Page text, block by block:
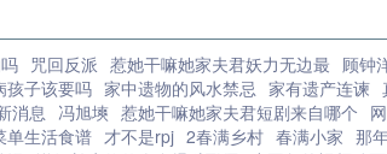
咒回反派 惹她干嘛她家夫君妖力无边最 顾钟
孩子该要吗 家中遗物的风水禁忌 家有遗产连谏
消息
冯旭塽 惹她干嘛她家夫君短剧来自哪个
单生活食谱 才不是rpj 2春满乡村 春满小家 那